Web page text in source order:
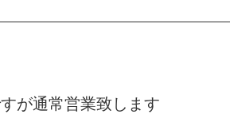
が通常営業致します